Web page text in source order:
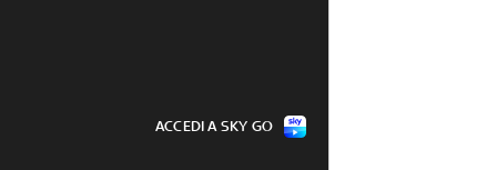
ACCEDI A SKY GO